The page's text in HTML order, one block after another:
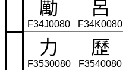
勵
F34J0080
呂
F34K0080
力
F3530080
歷
F3540080